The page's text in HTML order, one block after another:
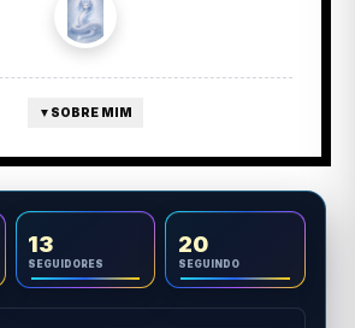
▼ SOBRE MIM
13
SEGUIDORES
20
SEGUINDO